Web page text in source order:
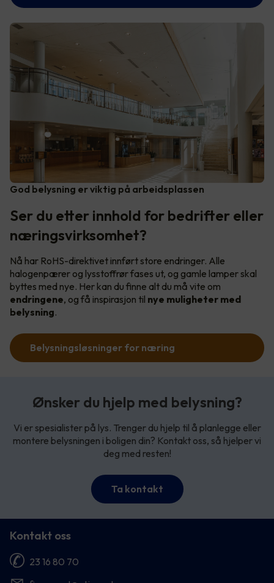
God belysning er viktig på arbeidsplassen
Ser du etter innhold for bedrifter eller
næringsvirksomhet?
Nå har RoHS-direktivet innført store endringer. Alle
halogenpærer og lysstoffrør fases ut, og gamle lamper skal
byttes med nye. Her kan du finne alt du må vite om
endringene, og få inspirasjon til nye muligheter med
belysning.
Belysningsløsninger for næring
Ønsker du hjelp med belysning?
Vi er spesialister på lys. Trenger du hjelp til å planlegge eller
montere belysningen i boligen din? Kontakt oss, så hjelper vi
deg med resten!
Ta kontakt
Kontakt oss
23 16 80 70